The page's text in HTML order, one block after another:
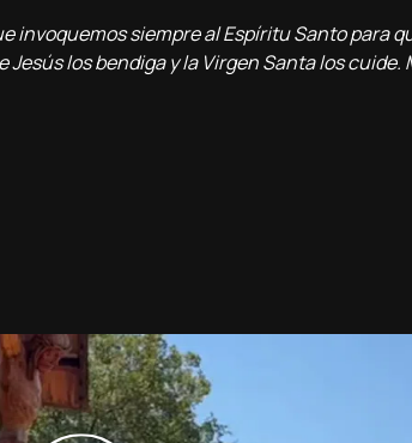
invoquemos siempre al Espíritu Santo para
los bendiga y la Virgen Santa los cuide.